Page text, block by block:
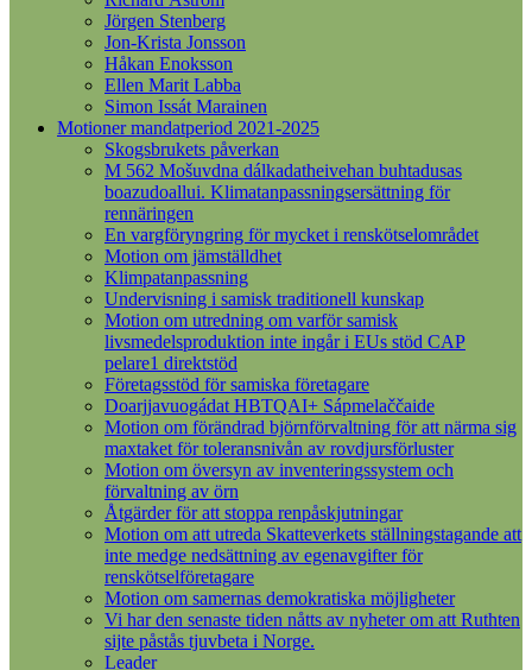
Jörgen Stenberg
Jon-Krista Jonsson
Håkan Enoksson
Ellen Marit Labba
Simon Issát Marainen
Motioner mandatperiod 2021-2025
Skogsbrukets påverkan
M 562 Mošuvdna dálkadatheivehan buhtadusas
boazudoallui. Klimatanpassningsersättning för
rennäringen
En vargföryngring för mycket i renskötselområdet
Motion om jämställdhet
Klimpatanpassning
Undervisning i samisk traditionell kunskap
Motion om utredning om varför samisk
livsmedelsproduktion inte ingår i EUs stöd CAP
pelare1 direktstöd
Företagsstöd för samiska företagare
Doarjjavuogádat HBTQAI+ Sápmelaččaide
Motion om förändrad björnförvaltning för att närma sig
maxtaket för toleransnivån av rovdjursförluster
Motion om översyn av inventeringssystem och
förvaltning av örn
Åtgärder för att stoppa renpåskjutningar
Motion om att utreda Skatteverkets ställningstagande att
inte medge nedsättning av egenavgifter för
renskötselföretagare
Motion om samernas demokratiska möjligheter
Vi har den senaste tiden nåtts av nyheter om att Ruthten
sijte påstås tjuvbeta i Norge.
Leader